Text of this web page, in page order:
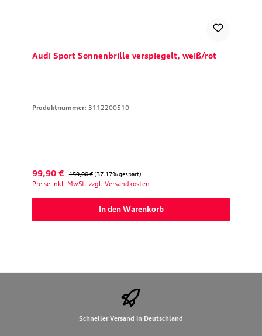
Audi Sport Sonnenbrille verspiegelt, weiß/rot
Produktnummer: 3112200510
Verkaufspreis:
99,90 € Regulärer Preis:
159,00 € (37.17% gespart)
Preise inkl. MwSt. zzgl. Versandkosten
In den Warenkorb
Schneller Versand in Deutschland